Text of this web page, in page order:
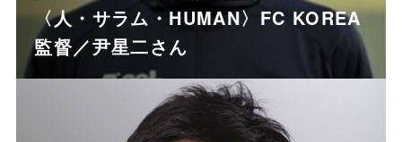
〈人・サラム・HUMAN〉FC KOREA
監督／尹星二さん